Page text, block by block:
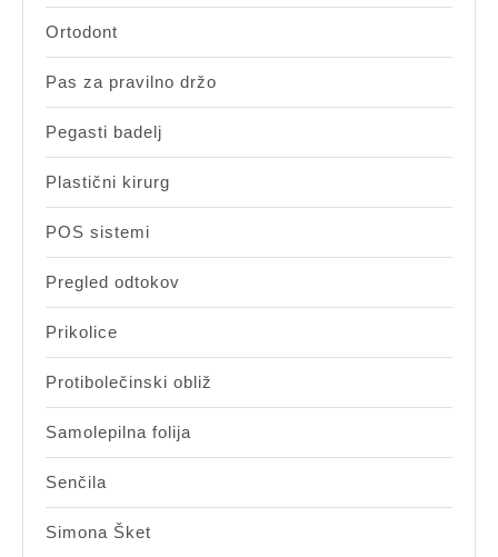
Ortodont
Pas za pravilno držo
Pegasti badelj
Plastični kirurg
POS sistemi
Pregled odtokov
Prikolice
Protibolečinski obliž
Samolepilna folija
Senčila
Simona Šket